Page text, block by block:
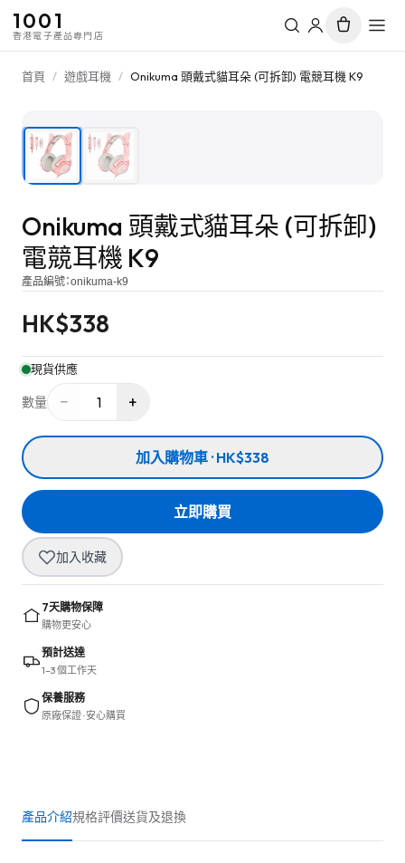
1001
香港電子產品專門店
首頁 / 遊戲耳機 / Onikuma 頭戴式貓耳朵 (可拆卸) 電競耳機 K9
Onikuma 頭戴式貓耳朵 (可拆卸)
電競耳機 K9
產品編號：onikuma-k9
HK$338
現貨供應
數量 − 1 +
加入購物車 · HK$338
立即購買
加入收藏
7天購物保障
購物更安心
預計送達
1–3 個工作天
保養服務
原廠保證 · 安心購買
產品介紹規格評價送貨及退換